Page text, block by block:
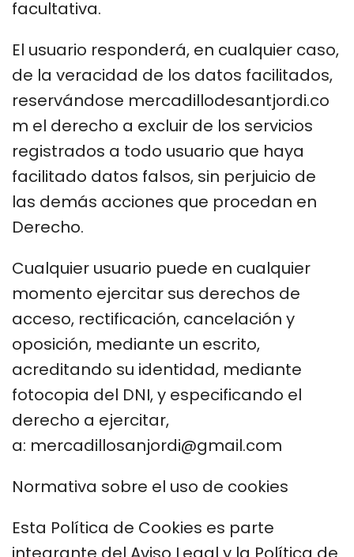
facultativa.
El usuario responderá, en cualquier caso,
de la veracidad de los datos facilitados,
reservándose mercadillodesantjordi.co
m el derecho a excluir de los servicios
registrados a todo usuario que haya
facilitado datos falsos, sin perjuicio de
las demás acciones que procedan en
Derecho.
Cualquier usuario puede en cualquier
momento ejercitar sus derechos de
acceso, rectificación, cancelación y
oposición, mediante un escrito,
acreditando su identidad, mediante
fotocopia del DNI, y especificando el
derecho a ejercitar,
a: mercadillosanjordi@gmail.com
Normativa sobre el uso de cookies
Esta Política de Cookies es parte